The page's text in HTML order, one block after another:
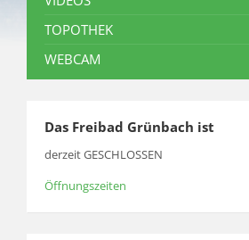
TOPOTHEK
WEBCAM
Das Freibad Grünbach ist
derzeit GESCHLOSSEN
Öffnungszeiten